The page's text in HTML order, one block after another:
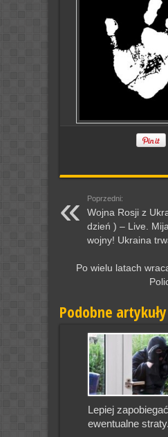
Poprzedni:
Wojna Rosji z
dzień ) – Live.
wojny! Ukraina
Po wielu latach
Podobne artykuły
Lepiej
ewentualne straty.